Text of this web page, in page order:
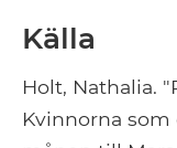
Källa
Holt, Nathalia.
Kvinnorna